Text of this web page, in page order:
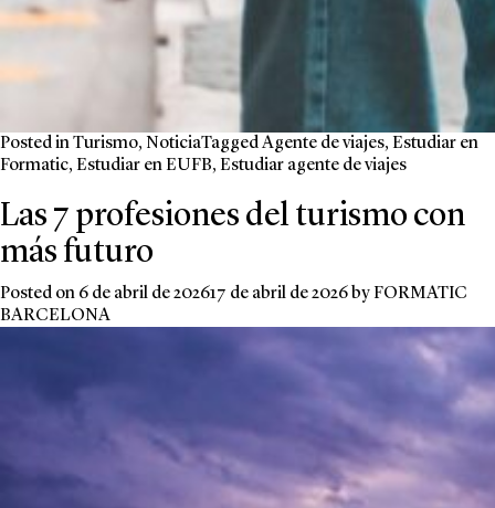
Posted inTurismo, NoticiaTaggedAgente de viajes, Estudiar en
Formatic, Estudiar en EUFB, Estudiar agente de viajes
Las 7 profesiones del turismo con
más futuro
Posted on 6 de abril de 202617 de abril de 2026 byFORMATIC
BARCELONA